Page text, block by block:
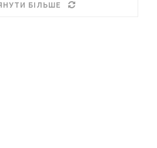
БІЛЬШЕ